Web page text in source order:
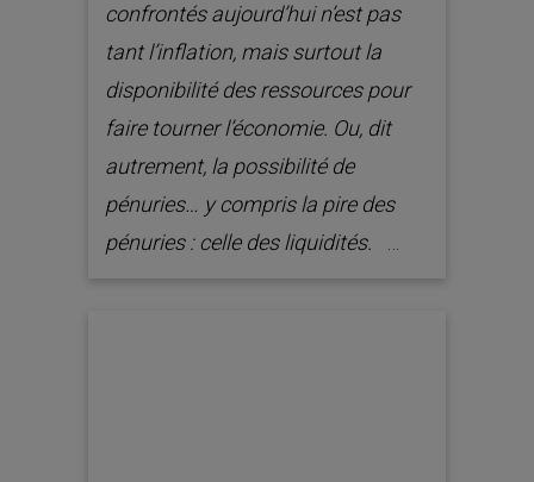
confrontés aujourd’hui n’est pas
tant l’inflation, mais surtout la
disponibilité des ressources pour
faire tourner l’économie. Ou, dit
autrement, la possibilité de
pénuries… y compris la pire des
pénuries : celle des liquidités.